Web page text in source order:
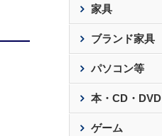
家具
ブランド家具
パソコン等
本・CD・DVD
ゲーム